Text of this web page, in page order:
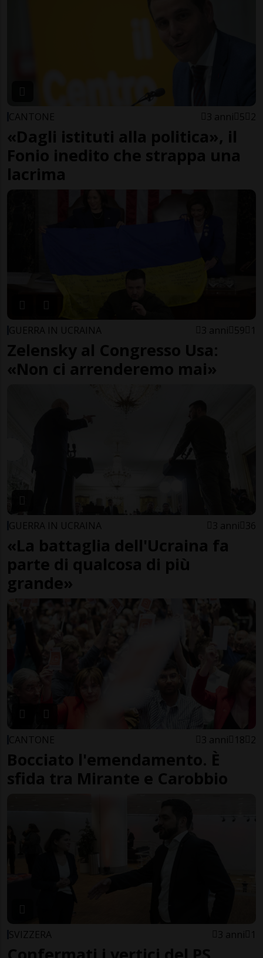
CANTONE 3 anni 5 2
«Dagli istituti alla politica», il
Fonio inedito che strappa una
lacrima
GUERRA IN UCRAINA 3 anni 59 1
Zelensky al Congresso Usa:
«Non ci arrenderemo mai»
GUERRA IN UCRAINA 3 anni 36
«La battaglia dell'Ucraina fa
parte di qualcosa di più
grande»
CANTONE 3 anni 18 2
Bocciato l'emendamento. È
sfida tra Mirante e Carobbio
SVIZZERA 3 anni 1